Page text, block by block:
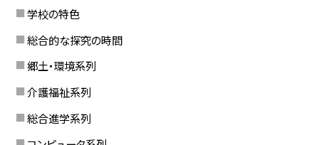
学校の特色
総合的な探究の時間
郷土・環境系列
介護福祉系列
総合進学系列